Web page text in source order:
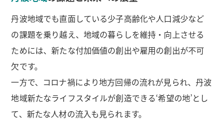
丹波地域でも直面している少子高齢化や人口減少など
の課題を乗り越え、地域の暮らしを維持・向上させる
ためには、新たな付加価値の創出や雇用の創出が不可
欠です。
一方で、コロナ禍により地方回帰の流れが見られ、丹波
地域新たなライフスタイルが創造できる‘希望の地’とし
て、新たな人材の流入も見られます。